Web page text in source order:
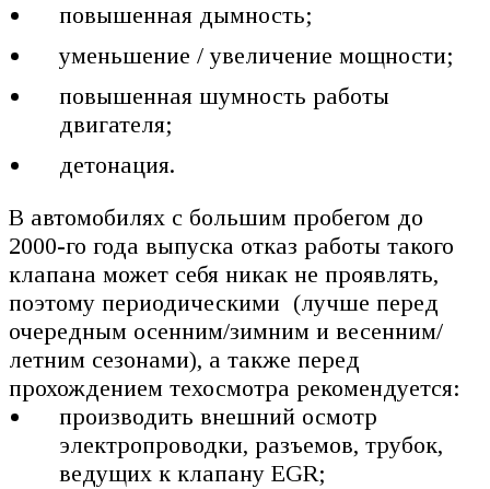
повышенная дымность;
уменьшение / увеличение мощности;
повышенная шумность работы
двигателя;
детонация.
В автомобилях с большим пробегом до
2000-го года выпуска отказ работы такого
клапана может себя никак не проявлять,
поэтому периодическими (лучше перед
очередным осенним/зимним и весенним/
летним сезонами), а также перед
прохождением техосмотра рекомендуется:
производить внешний осмотр
электропроводки, разъемов, трубок,
ведущих к клапану EGR;